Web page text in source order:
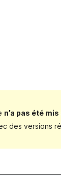
n’a pas été
des versions